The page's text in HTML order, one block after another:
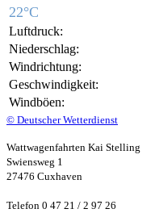
22°C
Luftdruck:
Niederschlag:
Windrichtung:
Geschwindigkeit:
Windböen:
© Deutscher Wetterdienst
Wattwagenfahrten Kai Stelling
Swiensweg 1
27476 Cuxhaven
Telefon 0 47 21 / 2 97 26